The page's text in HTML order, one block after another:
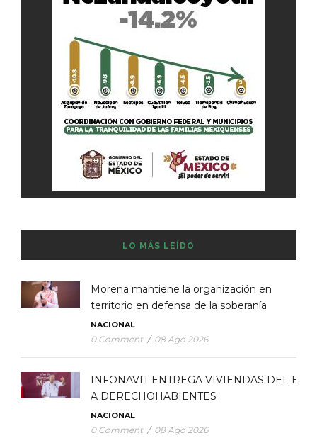
LO MÁS LEÍDO
Morena mantiene la organización en
territorio en defensa de la soberanía
NACIONAL
0 Comment / 08 Ago 2026
INFONAVIT ENTREGA VIVIENDAS DEL
A DERECHOHABIENTES
NACIONAL
0 Comment / 08 Ago 2026